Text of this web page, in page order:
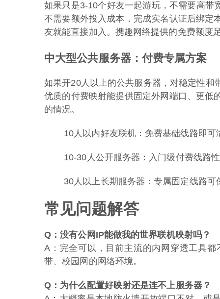
如果只是3-10个好友一起游玩，不需要高带
不需要额外投入成本，完成实名认证后绑定
友就能直接加入。携趣网络提供的免费额度
中大型公共服务器：付费专属方案
如果开20人以上的公共服务器，对稳定性
优质的付费映射能提供固定外网端口、更低
的情况。
10人以内好友联机：免费基础线路即可
10-30人公开服务器：入门级付费线路
30人以上长期服务器：专属固定线路可
常见问题解答
Q：没有公网IP能做我的世界联机映射吗？
A：完全可以，目前主流的内网穿透工具
带、校园网的网络环境。
Q：为什么配置好映射还是连不上服务器？